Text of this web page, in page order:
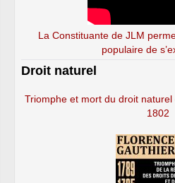
La Constituante de JLM
populaire de
Droit naturel
Triomphe et mort du droit
1802